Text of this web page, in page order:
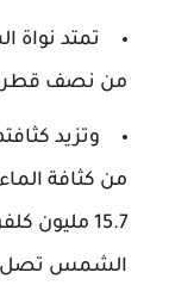
من نصف
من كثافة
15.7
الشمس تصل إلى 5,800